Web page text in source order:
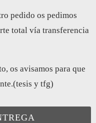
pedido os pedimos
total vía transferencia
os avisamos para que
y tfg)